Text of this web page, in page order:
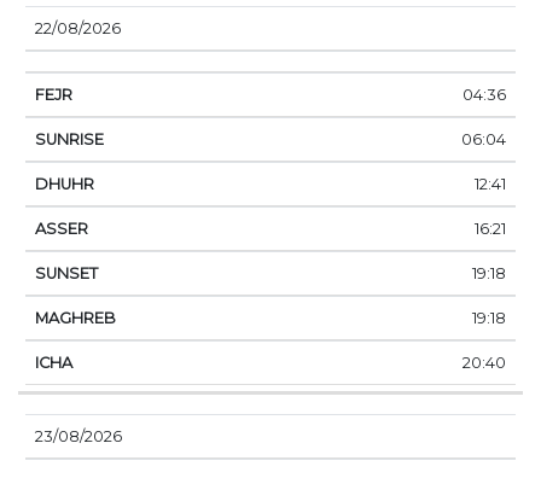
22/08/2026
04:36
06:04
12:41
16:21
19:18
19:18
20:40
23/08/2026